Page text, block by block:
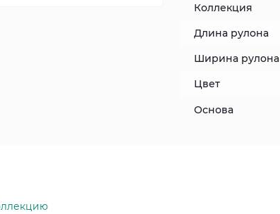
Коллекция
Длина рулона
Ширина рулона
Цвет
Основа